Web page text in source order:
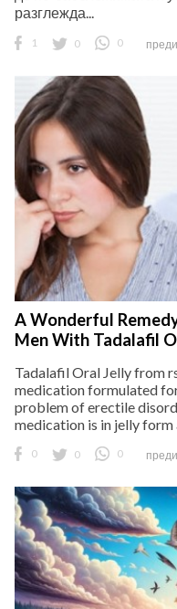
разглежда...
1 0 0
A Wonderful
Men With Tadalafil
Tadalafil Oral Jelly from
medication formulated
problem of erectile
medication is in jelly form
0 0 0